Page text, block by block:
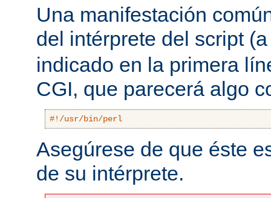
Una manifestación
del intérprete del script
indicado en la primera
CGI, que parecerá algo
#!/usr/bin/perl
Asegúrese de que éste
de su intérprete.